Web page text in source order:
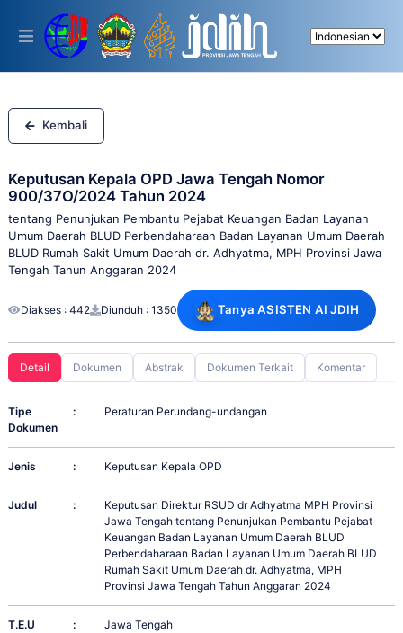
This
includes
accessibility
system.
Kembali
Keputusan Kepala OPD Jawa Tengah Nomor
900/37O/2024 Tahun 2024
tentang Penunjukan Pembantu Pejabat Keuangan Badan Layanan
Umum Daerah BLUD Perbendaharaan Badan Layanan Umum Daerah
BLUD Rumah Sakit Umum Daerah dr. Adhyatma, MPH Provinsi Jawa
Tengah Tahun Anggaran 2024
Diakses : 442 Diunduh : 1350 Tanya ASISTEN AI JDIH
Detail Dokumen Abstrak Dokumen Terkait Komentar
Tipe
Dokumen
: Peraturan Perundang-undangan
Jenis : Keputusan Kepala OPD
Judul :
Keputusan Direktur RSUD dr Adhyatma MPH Provinsi
Jawa Tengah tentang Penunjukan Pembantu Pejabat
Keuangan Badan Layanan Umum Daerah BLUD
Perbendaharaan Badan Layanan Umum Daerah BLUD
Rumah Sakit Umum Daerah dr. Adhyatma, MPH
Provinsi Jawa Tengah Tahun Anggaran 2024
T.E.U : Jawa Tengah